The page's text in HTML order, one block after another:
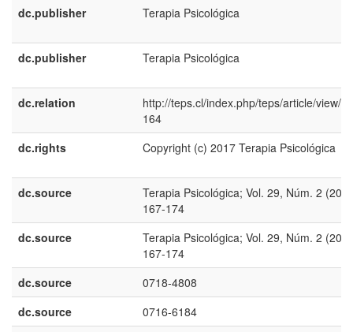
dc.publisher
Terapia Psicológica
dc.publisher Terapia Psicológica
dc.relation
http://teps.cl/index.php/teps/article/view/
164
dc.rights
Copyright (c) 2017 Terapia Psicológica
dc.source
Terapia Psicológica; Vol. 29, Núm. 2
167-174
dc.source
Terapia Psicológica; Vol. 29, Núm. 2
167-174
dc.source
0718-4808
dc.source
0716-6184